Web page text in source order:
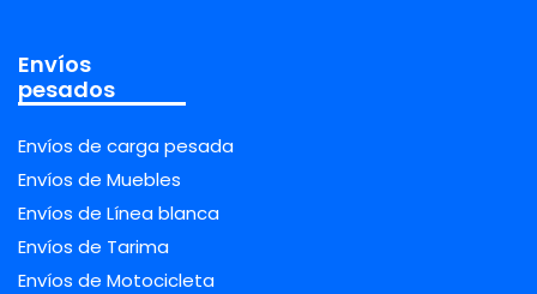
Envíos
pesados
Envíos de carga pesada
Envíos de Muebles
Envíos de Línea blanca
Envíos de Tarima
Envíos de Motocicleta